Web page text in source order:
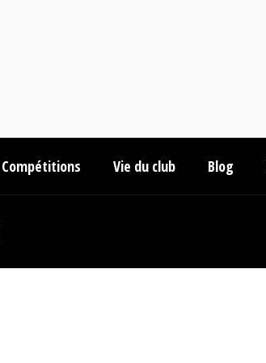
Compétitions Vie du club Blog